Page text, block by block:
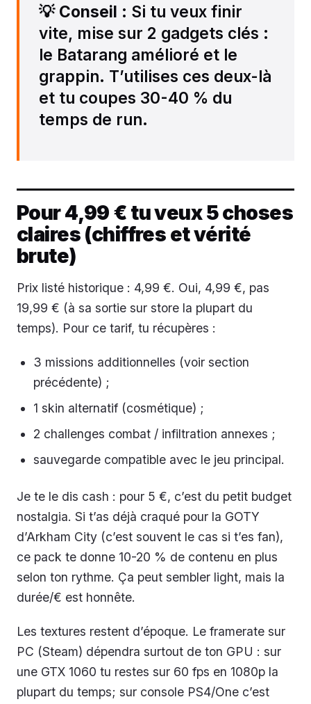
💡 Conseil : Si tu veux finir
vite, mise sur 2 gadgets clés :
le Batarang amélioré et le
grappin. T’utilises ces deux-là
et tu coupes 30-40 % du
temps de run.
Pour 4,99 € tu veux 5 choses
claires (chiffres et vérité
brute)
Prix listé historique : 4,99 €. Oui, 4,99 €, pas
19,99 € (à sa sortie sur store la plupart du
temps). Pour ce tarif, tu récupères :
3 missions additionnelles (voir section
précédente) ;
1 skin alternatif (cosmétique) ;
2 challenges combat / infiltration annexes ;
sauvegarde compatible avec le jeu principal.
Je te le dis cash : pour 5 €, c’est du petit budget
nostalgia. Si t’as déjà craqué pour la GOTY
d’Arkham City (c’est souvent le cas si t’es fan),
ce pack te donne 10-20 % de contenu en plus
selon ton rythme. Ça peut sembler light, mais la
durée/€ est honnête.
Les textures restent d’époque. Le framerate sur
PC (Steam) dépendra surtout de ton GPU : sur
une GTX 1060 tu restes sur 60 fps en 1080p la
plupart du temps; sur console PS4/One c’est